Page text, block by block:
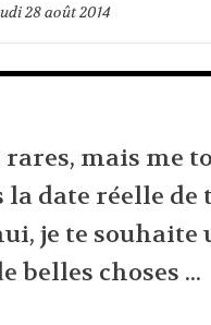
28août 2014
mais me
la date réelle
je te
belles choses ...